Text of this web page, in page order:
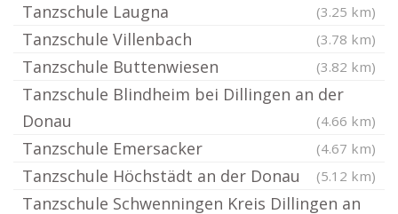
Tanzschule Laugna (3.25 km)
Tanzschule Villenbach (3.78 km)
Tanzschule Buttenwiesen (3.82 km)
Tanzschule Blindheim bei Dillingen an der
Donau
(4.66 km)
Tanzschule Emersacker (4.67 km)
Tanzschule Höchstädt an der Donau (5.12 km)
Tanzschule Schwenningen Kreis Dillingen an